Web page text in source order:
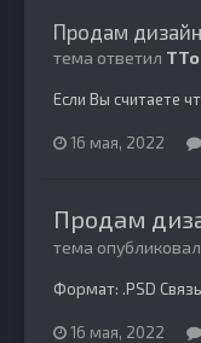
Продам
тема ответил
Если Вы считаете
16 мая, 2022
Продам
тема опубликовал
Формат: .PSD
16 мая, 2022